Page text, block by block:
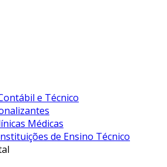
e Técnico
Médicas
de Ensino Técnico